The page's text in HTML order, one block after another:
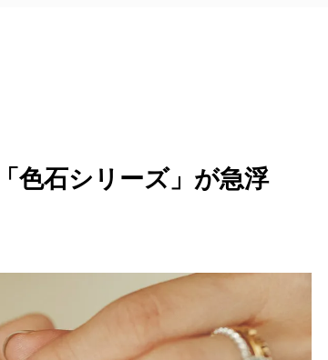
色石シリーズ」が急浮